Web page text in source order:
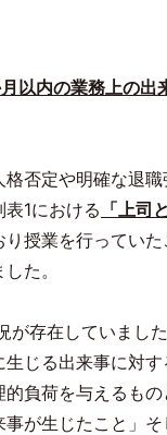
以内の業務上の出
否定や明確な退
表1における 「上司
授業を行ってい
た。
が存在していまし
じる出来事に対
負荷を与えるも
が生じたこと」